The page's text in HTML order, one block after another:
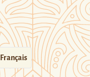
Français